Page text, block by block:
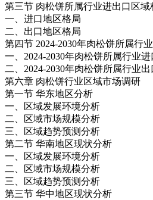
第三节 肉松饼所属行业进出口区域
一、进口地区格局
二、出口地区格局
第四节 2024-2030年肉松饼所属行
一、2024-2030年肉松饼所属行业进
二、2024-2030年肉松饼所属行业出
第六章 肉松饼行业区域市场调研
第一节 华东地区分析
一、区域发展环境分析
二、区域市场规模分析
三、区域趋势预测分析
第二节 华南地区现状分析
一、区域发展环境分析
二、区域市场规模分析
三、区域趋势预测分析
第三节 华中地区现状分析